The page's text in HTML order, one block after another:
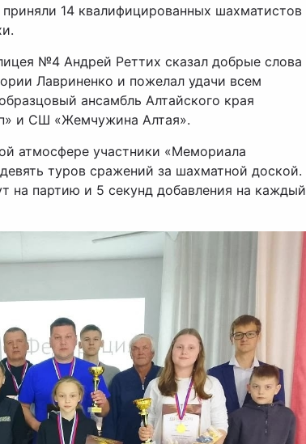
14 квалифицированных шахматистов
№4 Андрей Реттих сказал добрые слова
Лавриненко и пожелал удачи всем
ансамбль Алтайского края
и СШ «Жемчужина Алтая».
атмосфере участники «Мемориала
туров сражений за шахматной доской.
на партию и 5 секунд добавления на каждый